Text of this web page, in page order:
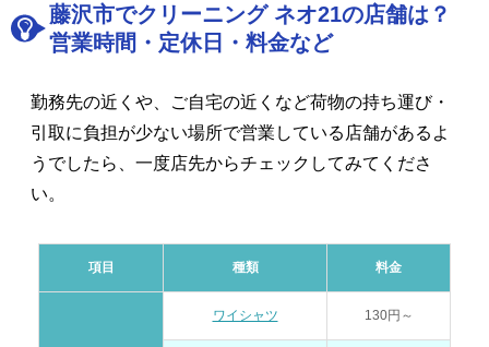
藤沢市でクリーニング ネオ21の店舗は？
営業時間・定休日・料金など
勤務先の近くや、ご自宅の近くなど荷物の持ち運び・
引取に負担が少ない場所で営業している店舗があるよ
うでしたら、一度店先からチェックしてみてくださ
い。
項目 種類 料金
ワイシャツ 130円～